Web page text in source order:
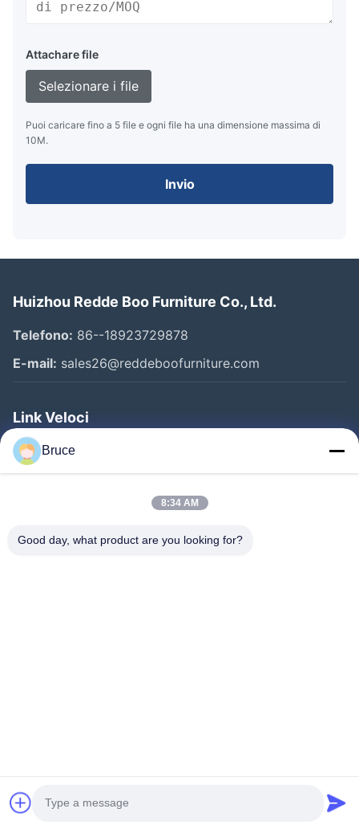
Attachare file
Selezionare i file
Puoi caricare fino a 5 file e ogni file ha una dimensione massima di
10M.
Invio
Huizhou Redde Boo Furniture Co., Ltd.
Telefono: 86--18923729878
E-mail: sales26@reddeboofurniture.com
Link Veloci
Casa
Prodotti
Chi Siamo
©2025- Huizhou Redde Boo Furniture Co., Ltd.. . Tutti i diritti riservati.
Bruce
8:34 AM
Good day, what product are you looking for?